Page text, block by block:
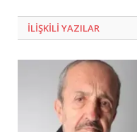
ILIŞKILI YAZILAR